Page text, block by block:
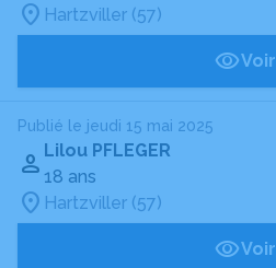
Hartzviller (57)
Voir
Publié le jeudi 15 mai 2025
Lilou PFLEGER
18 ans
Hartzviller (57)
Voir